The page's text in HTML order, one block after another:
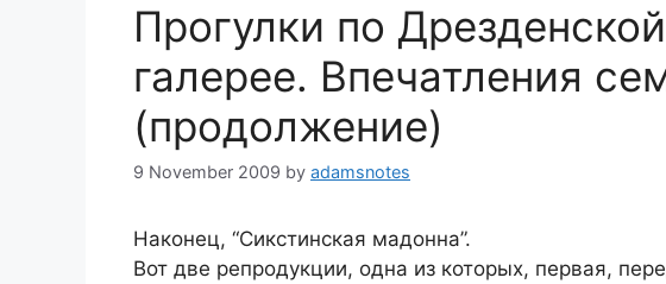
Прогулки по
галерее. Впечатления
(продолжение)
9 November 2009 by adamsnotes
Наконец, “Сикстинская мадонна”.
Вот две репродукции, одна из которых, первая,